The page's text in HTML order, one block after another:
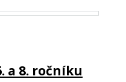
a 8. ročníku